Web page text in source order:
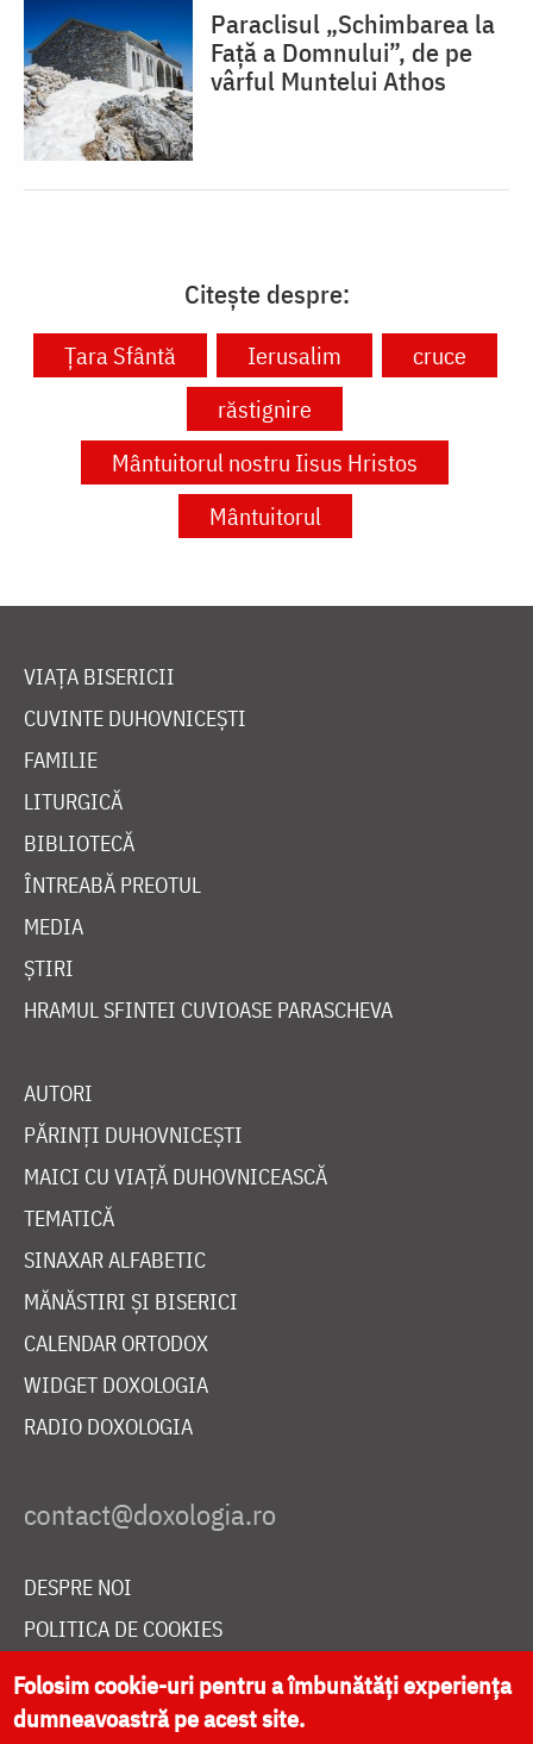
Paraclisul „Schimbarea la
Față a Domnului”, de pe
vârful Muntelui Athos
Citește despre:
Ţara Sfântă Ierusalim
cruce
răstignire
Mântuitorul nostru Iisus Hristos
Mântuitorul
VIAȚA BISERICII
CUVINTE DUHOVNICEȘTI
FAMILIE
LITURGICĂ
BIBLIOTECĂ
ÎNTREABĂ PREOTUL
MEDIA
ȘTIRI
HRAMUL SFINTEI CUVIOASE PARASCHEVA
AUTORI
PĂRINȚI DUHOVNICEȘTI
MAICI CU VIAȚĂ DUHOVNICEASCĂ
TEMATICĂ
SINAXAR ALFABETIC
MĂNĂSTIRI ȘI BISERICI
CALENDAR ORTODOX
WIDGET DOXOLOGIA
RADIO DOXOLOGIA
DESPRE NOI
POLITICA DE COOKIES
DONEAZĂ ONLINE PENTRU CATEDRALA NAȚIONALĂ
Folosim cookie-uri pentru a îmbunătăți experiența
dumneavoastră pe acest site.